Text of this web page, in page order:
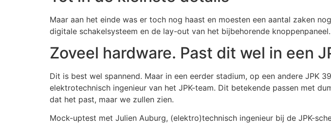
Maar aan het einde was er toch nog haast en moesten een aantal zaken
digitale schakelsysteem en de lay-out van het bijbehorende knoppenpaneel.
Zoveel hardware. Past dit wel in een
Dit is best wel spannend. Maar in een eerder stadium, op een andere JPK
elektrotechnisch ingenieur van het JPK-team. Dit betekende passen met
dat het past, maar we zullen zien.
Mock-uptest met Julien Auburg, (elektro)technisch ingenieur bij de JPK-